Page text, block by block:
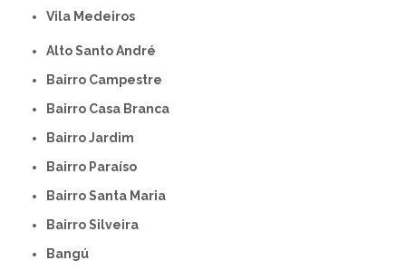
Vila Medeiros
Alto Santo André
Bairro Campestre
Bairro Casa Branca
Bairro Jardim
Bairro Paraíso
Bairro Santa Maria
Bairro Silveira
Bangú